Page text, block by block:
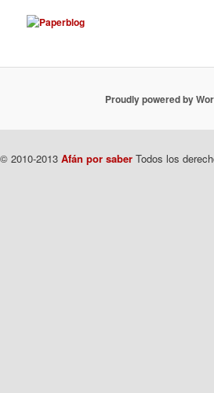
Proudly powered by
© 2010-2013 Afán por saber Todos los